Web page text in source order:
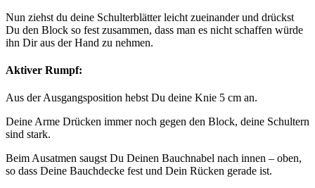
Nun ziehst du deine Schulterblätter leicht zueinander und drückst
Du den Block so fest zusammen, dass man es nicht schaffen würde
ihn Dir aus der Hand zu nehmen.
Aktiver Rumpf:
Aus der Ausgangsposition hebst Du deine Knie 5 cm an.
Deine Arme Drücken immer noch gegen den Block, deine Schultern
sind stark.
Beim Ausatmen saugst Du Deinen Bauchnabel nach innen – oben,
so dass Deine Bauchdecke fest und Dein Rücken gerade ist.